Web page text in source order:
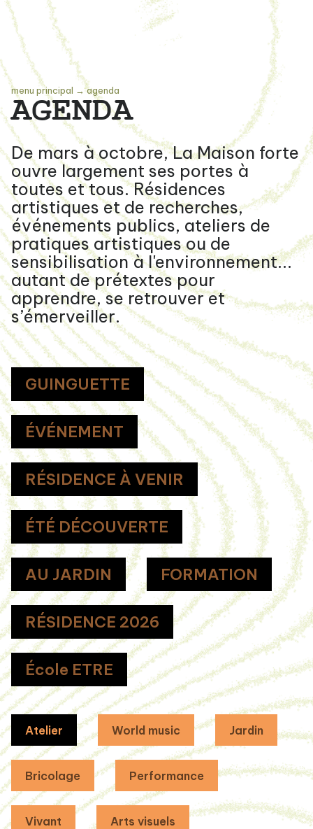
menu principal →agenda
AGENDA
De mars à octobre, La Maison forte
ouvre largement ses portes à
toutes et tous. Résidences
artistiques et de recherches,
événements publics, ateliers de
pratiques artistiques ou de
sensibilisation à l'environnement...
autant de prétextes pour
apprendre, se retrouver et
s’émerveiller.
GUINGUETTE
ÉVÉNEMENT
RÉSIDENCE À VENIR
ÉTÉ DÉCOUVERTE
AU JARDIN FORMATION
RÉSIDENCE 2026
École ETRE
Atelier World music Jardin
Bricolage Performance
Vivant Arts visuels